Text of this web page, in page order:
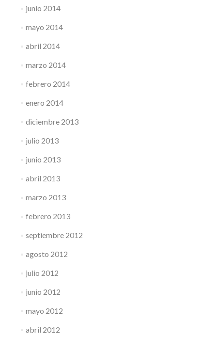
junio 2014
mayo 2014
abril 2014
marzo 2014
febrero 2014
enero 2014
diciembre 2013
julio 2013
junio 2013
abril 2013
marzo 2013
febrero 2013
septiembre 2012
agosto 2012
julio 2012
junio 2012
mayo 2012
abril 2012